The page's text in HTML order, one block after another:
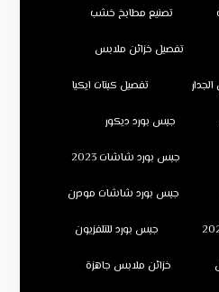
تصنيع مطابخ خشب
تفصيل خزائن ملابس
تفصيل كبتات ايكيا
جبس بورد ديكور
جبس بورد شاشات 2023
جبس بورد شاشات مودرن
جبس بورد للتلفزيون
خزائن ملابس جاهزة